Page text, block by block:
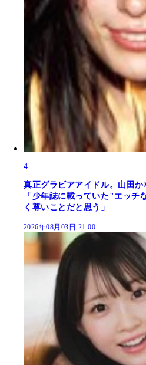
4
真正グラビアアイドル。山田
「少年誌に載っていた"エッ
く尊いことだと思う」
2026年08月03日 21:00